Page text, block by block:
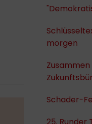
morgen
Schader-